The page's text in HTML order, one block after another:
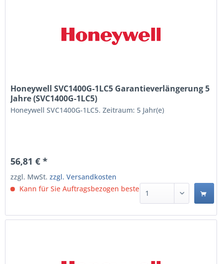
Honeywell SVC1400G-1LC5 Garantieverlängerung 5
Jahre (SVC1400G-1LC5)
Honeywell SVC1400G-1LC5. Zeitraum: 5 Jahr(e)
56,81 € *
zzgl. MwSt.zzgl. Versandkosten
Kann für Sie Auftragsbezogen bestellt werden.